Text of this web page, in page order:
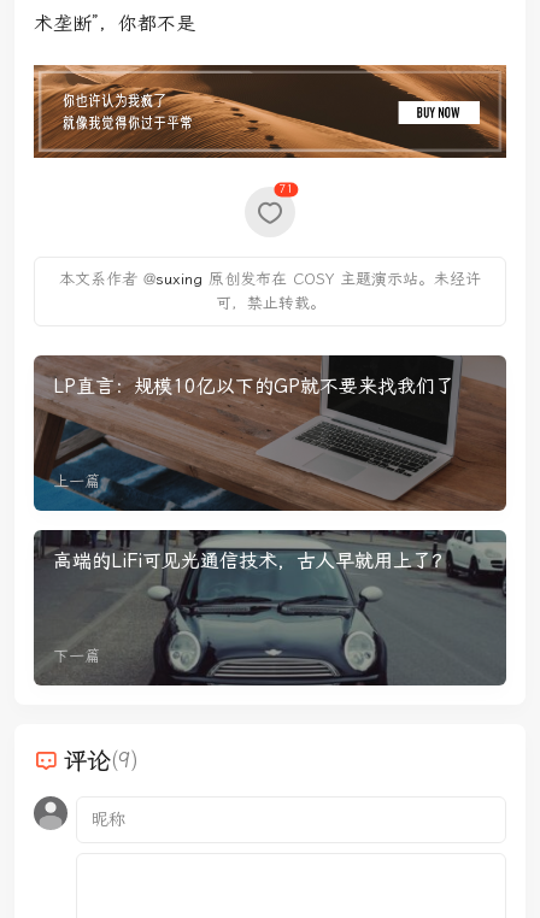
术垄断”，你都不是
71
本文系作者 @suxing 原创发布在 COSY 主题演示站。未经许
可，禁止转载。
LP直言：规模10亿以下的GP就不要来找我们了
上一篇
高端的LiFi可见光通信技术，古人早就用上了？
下一篇
评论(9)